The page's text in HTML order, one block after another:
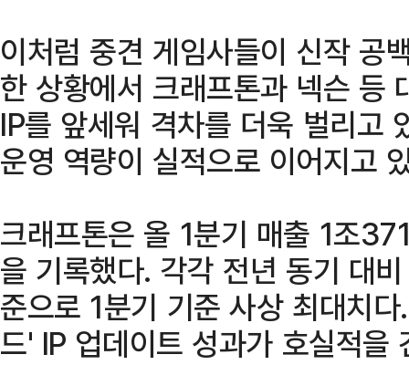
이처럼 중견 게임사들이 신작 공
한 상황에서 크래프톤과 넥슨 등
IP를 앞세워 격차를 더욱 벌리고
운영 역량이 실적으로 이어지고
크래프톤은 올 1분기 매출 1조
을 기록했다. 각각 전년 동기 대
준으로 1분기 기준 사상 최대치
드' IP 업데이트 성과가 호실적을